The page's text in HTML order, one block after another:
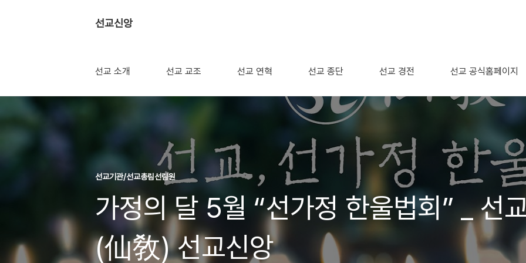
선교신앙
선교 소개 선교 교조 선교 연혁 선교 종단 선교 경전 선교 공식홈페이지
선교기관/선교총림선림원
가정의 달 5월 “선가정 한울법회” _ 선
(仙敎) 선교신앙